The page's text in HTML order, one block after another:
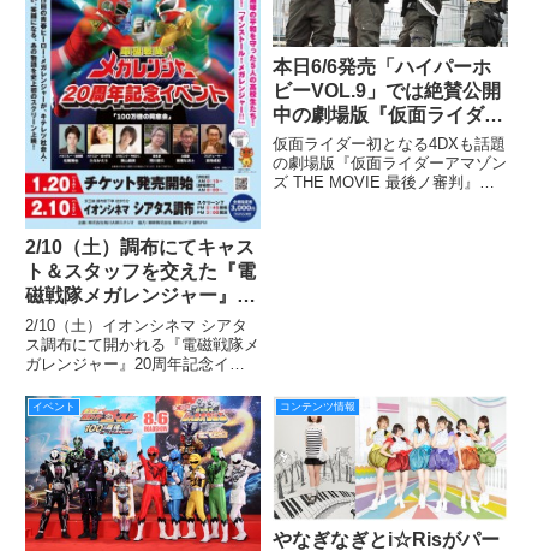
2/10（土）調布にてキャス
ト＆スタッフを交えた『電
磁戦隊メガレンジャー』20
周年記念イベント を開
催！1/19（金）深夜よりチ
ケット販売スタート！
2/10（土）イオンシネマ シアタ
ス調布にて開かれる『電磁戦隊メ
ガレンジャー』20周年記念イベ
ヒーローたちが帰ってきます！
番組終了後、メガレンジャーの上
映イベントが開催されるのは史上
初！ キャスト＆スタッフを
本日6/6発売「ハイパーホ
ビーVOL.9」では絶賛公開
中の劇場版『仮面ライダー
アマゾンズ THE MOVIE 最
後ノ審判』より駆除班4名
による座談会を敢行！ 本
仮面ライダー初となる4DXも話題
の劇場版『仮面ライダーアマゾン
ズ THE MOVIE 最後ノ審判』よ
イベント コンテンツ情報
やなぎなぎとi☆Risがパー